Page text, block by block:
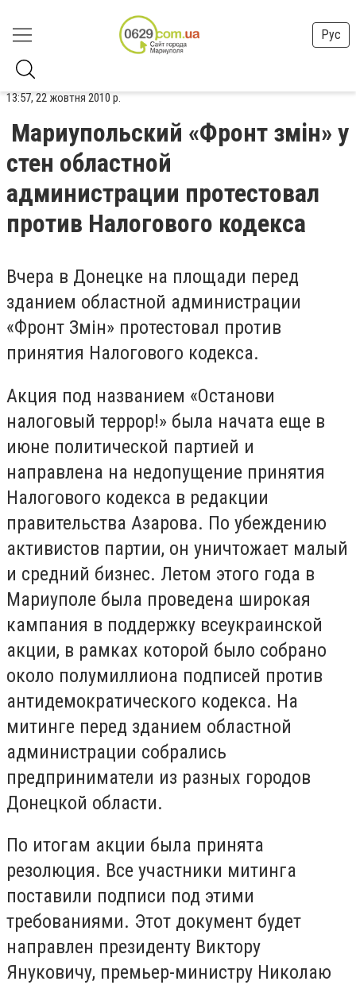
Рус
13:57, 22 жовтня 2010 р.
Мариупольский «Фронт змін» у
стен областной
администрации протестовал
против Налогового кодекса
Вчера в Донецке на площади перед
зданием областной администрации
«Фронт Змін» протестовал против
принятия Налогового кодекса.
Акция под названием «Останови
налоговый террор!» была начата еще в
июне политической партией и
направлена на недопущение принятия
Налогового кодекса в редакции
правительства Азарова. По убеждению
активистов партии, он уничтожает малый
и средний бизнес. Летом этого года в
Мариуполе была проведена широкая
кампания в поддержку всеукраинской
акции, в рамках которой было собрано
около полумиллиона подписей против
антидемократического кодекса. На
митинге перед зданием областной
администрации собрались
предприниматели из разных городов
Донецкой области.
По итогам акции была принята
резолюция. Все участники митинга
поставили подписи под этими
требованиями. Этот документ будет
направлен президенту Виктору
Януковичу, премьер-министру Николаю